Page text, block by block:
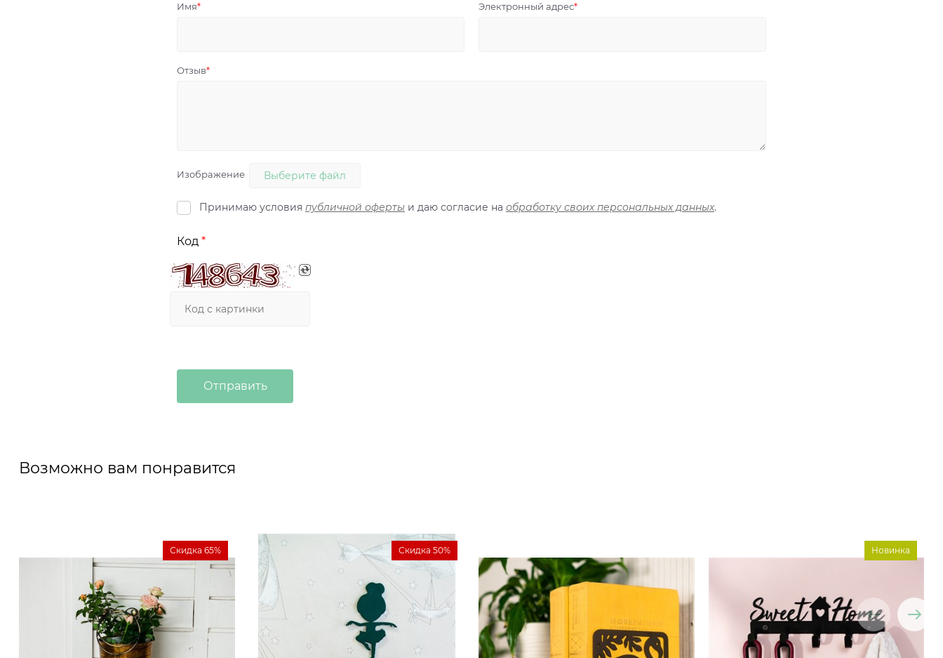
Имя Электронный адрес
Отзыв
Изображение Выберите файл
Принимаю условия публичной оферты и даю согласие на обработку своих персональных данных.
Код
Возможно вам понравится
Скидка 65% Скидка 50% Новинка